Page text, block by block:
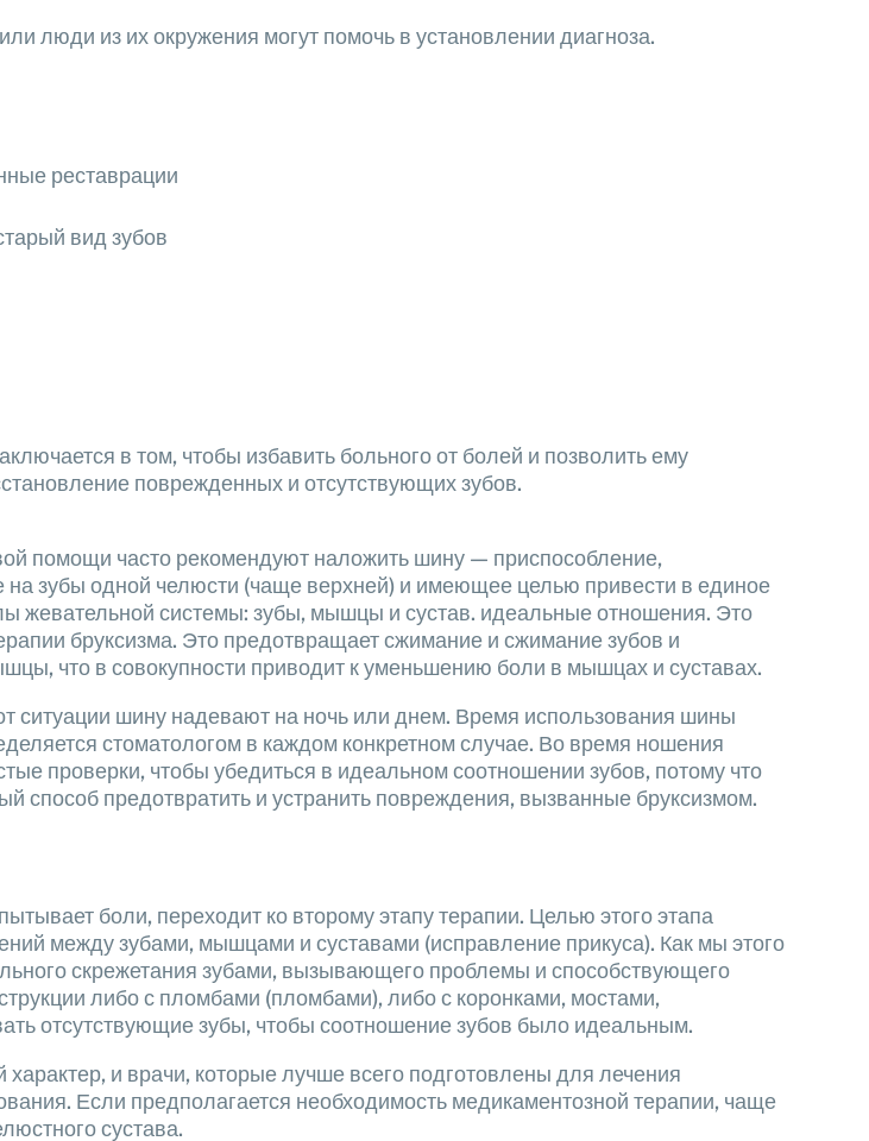
люди из их окружения могут помочь в установлении диагноза.
реставрации
вид зубов
в том, чтобы избавить больного от болей и позволить ему
поврежденных и отсутствующих зубов.
помощи часто рекомендуют наложить шину — приспособление,
зубы одной челюсти (чаще верхней) и имеющее целью привести в единое
жевательной системы: зубы, мышцы и сустав. идеальные отношения. Это
бруксизма. Это предотвращает сжимание и сжимание зубов и
что в совокупности приводит к уменьшению боли в мышцах и суставах.
ситуации шину надевают на ночь или днем. Время использования шины
стоматологом в каждом конкретном случае. Во время ношения
проверки, чтобы убедиться в идеальном соотношении зубов, потому что
способ предотвратить и устранить повреждения, вызванные бруксизмом.
боли, переходит ко второму этапу терапии. Целью этого этапа
между зубами, мышцами и суставами (исправление прикуса). Как мы этого
скрежетания зубами, вызывающего проблемы и способствующего
либо с пломбами (пломбами), либо с коронками, мостами,
отсутствующие зубы, чтобы соотношение зубов было идеальным.
и врачи, которые лучше всего подготовлены для лечения
Если предполагается необходимость медикаментозной терапии, чаще
сустава.